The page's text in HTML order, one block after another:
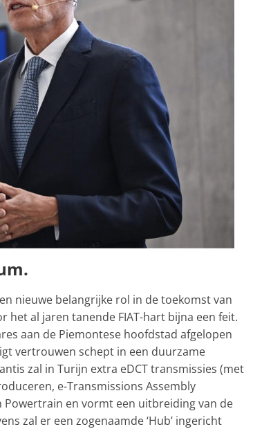
nieuwe belangrijke rol in de toekomst van
al jaren tanende FIAT-hart bijna een feit.
aan de Piemontese hoofdstad afgelopen
vertrouwen schept in een duurzame
zal in Turijn extra eDCT transmissies (met
e-Transmissions Assembly
en vormt een uitbreiding van de
zal er een zogenaamde ‘Hub’ ingericht